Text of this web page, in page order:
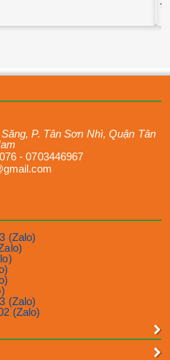
P. Tân Sơn Nhì,Quận Tân
-0703446967
(Zalo)
(Zalo)
(Zalo)